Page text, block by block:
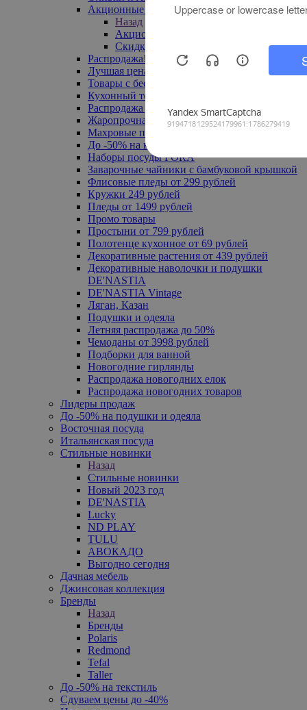
Акционные товары
Назад
Акционные товары
Скидка 20% по промокоду
Распродажа! Ульяновск до -70%
Лучшая цена
Товары с бесплатной доставкой
Кухонный текстиль
Распродажа до -50%
Жаропрочная посуда
Махровые полотенца
До -50% на ковры
Наборы посуды FORA
Заварочные чайники с бамбуковой крышкой
Флисовые пледы от 299 рублей
Кружки 249 рублей
Пледы от 1499 рублей
Промо товары
Простыни от 799 рублей
Полотенце кухонное от 69 рублей
Декоративные растения от 439 рублей
Декоративные наволочки и подушки
DE'NASTIA
DE'NASTIA Vintage
Ляган, Казан
Подушки и одеяла
Летняя распродажа до 50%
Чемоданы от 3998 рублей
Подборки для ванной
Новогодние гирлянды
Распродажа новогодних елок
Распродажа новогодних товаров
Лидеры продаж
До -50% на подушки и одеяла
Восточная посуда
Итальянская посуда
Стильные новинки
Назад
Стильные новинки
Новый 2023 год
DE'NASTIA
Lucky
ND PLAY
TULU
АВОКАДО
Выгодно сегодня
Дачная мебель
Джинсовая коллекция
Бренды
Назад
Бренды
Polaris
Redmond
Tefal
Taller
До -50% на текстиль
Сдуваем цены до -40%